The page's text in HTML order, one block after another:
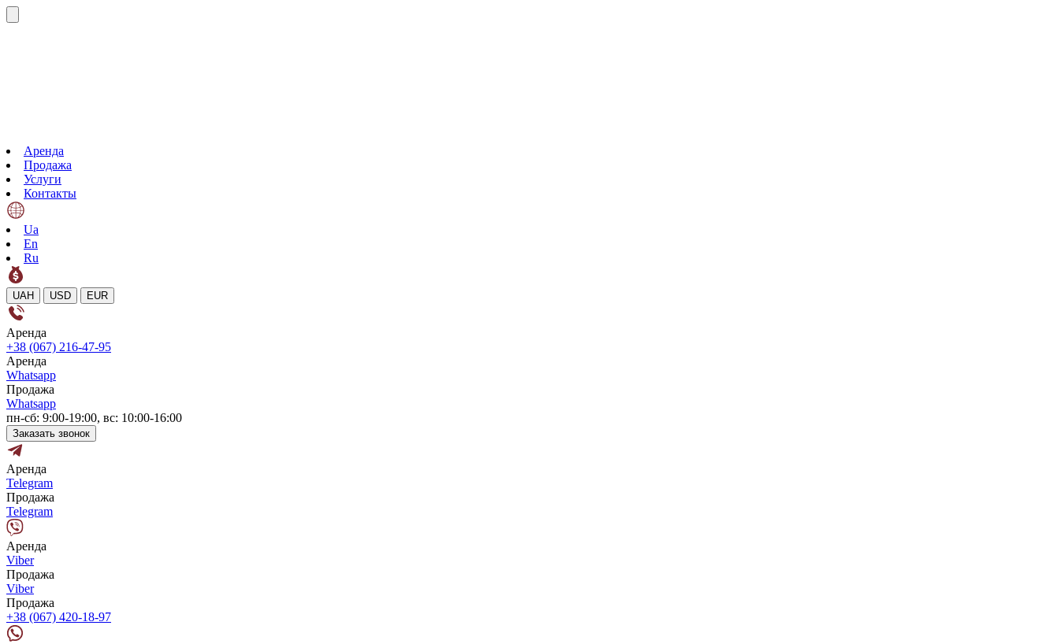
Аренда
Продажа
Услуги
Контакты
Ua
En
Ru
UAH USD EUR
Аренда
+38 (067) 216-47-95
Аренда
Whatsapp
Продажа
Whatsapp
пн-сб: 9:00-19:00, вс: 10:00-16:00
Заказать звонок
Аренда
Telegram
Продажа
Telegram
Аренда
Viber
Продажа
Viber
Продажа
+38 (067) 420-18-97